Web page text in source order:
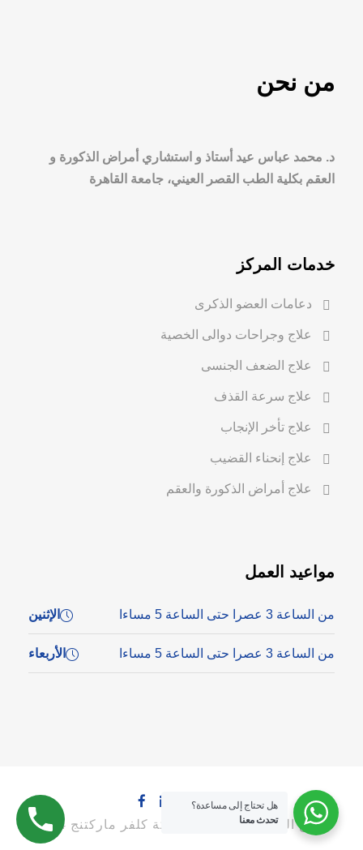
من نحن
د. محمد عباس عيد أستاذ و استشاري أمراض الذكورة و
العقم بكلية الطب القصر العيني، جامعة القاهرة
خدمات المركز
دعامات العضو الذكرى
علاج وجراحات دوالى الخصية
علاج الضعف الجنسى
علاج سرعة القذف
علاج تأخر الإنجاب
علاج إنحناء القضيب
علاج أمراض الذكورة والعقم
مواعيد العمل
الإثنين من الساعة 3 عصرا حتى الساعة 5 مساءا
الأربعاء من الساعة 3 عصرا حتى الساعة 5 مساءا
جميع الحقوق محفوظة لشركة كلفر ماركتنج 2024
هل تحتاج إلى مساعدة؟
تحدث معنا